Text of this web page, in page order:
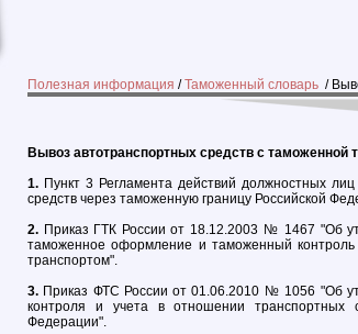
Полезная информация /Таможенный словарь /
Вывоз автотранспортных средств с таможенной
1. Пункт 3 Регламента действий должностных
средств через таможенную границу Российской
2. Приказ ГТК России от 18.12.2003 № 1467 "Об
таможенное оформление и таможенный
транспортом".
3. Приказ ФТС России от 01.06.2010 № 1056 "Об
контроля и учета в отношении транспортных
Федерации".